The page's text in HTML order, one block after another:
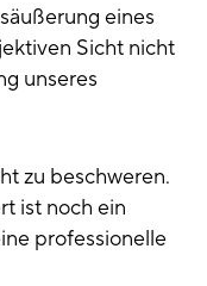
eines
Sicht nicht
unseres
zu beschweren.
ist noch ein
professionelle